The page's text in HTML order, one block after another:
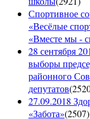
Спортивное
«Весёлые
«Вместе мы -
28 сентября
выборы
районного
депутатов(
27.09.2018
«Забота»(2507)